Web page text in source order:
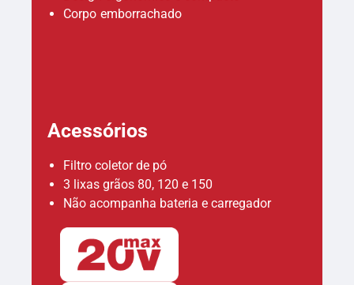
Corpo emborrachado
Acessórios
Filtro coletor de pó
3 lixas grãos 80, 120 e 150
Não acompanha bateria e carregador